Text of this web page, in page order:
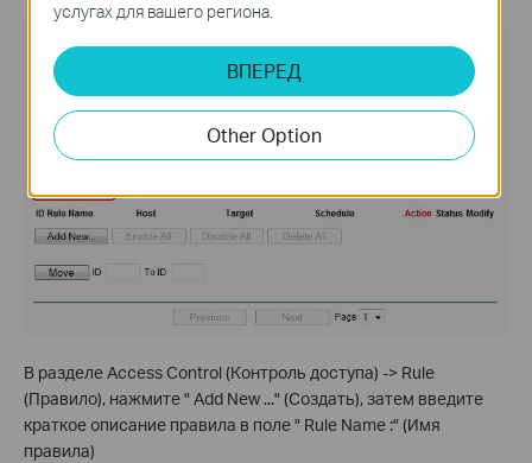
В разделе Access Control (Контроль доступа) -> Rule
(Правило), нажмите " Add New ..." (Создать), затем введите
краткое описание правила в поле " Rule Name :" (Имя
правила)
услугах для вашего региона.
ВПЕРЕД
Other Option